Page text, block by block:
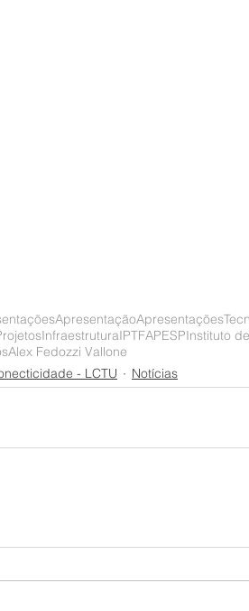
ApresentaçãoApresentações
InfraestruturaIPTFAPESPInstituto
Alex Fedozzi Vallone
- LCTU Notícias